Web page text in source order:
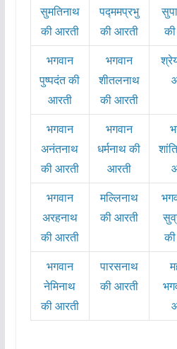
सुमतिनाथ
की आरती
पद्ममप्रभु
की आरती
भगवान
पुष्पदंत की
आरती
भगवान
शीतलनाथ
की आरती
भगवान
अनंतनाथ
की आरती
भगवान
धर्मनाथ की
आरती
भगवान
अरहनाथ
की आरती
मल्लिनाथ
की आरती
भगवान
नेमिनाथ
की आरती
पारसनाथ
की आरती